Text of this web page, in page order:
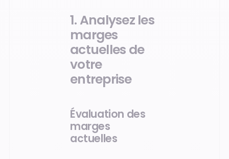
1. Analysez les
marges
actuelles de
votre
entreprise
Évaluation des
marges
actuelles